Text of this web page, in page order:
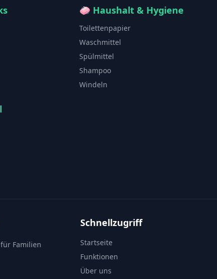
🧼 Haushalt & Hygiene
Toilettenpapier
Waschmittel
Spülmittel
Shampoo
Windeln
Familien
Schnellzugriff
Startseite
Funktionen
Über uns